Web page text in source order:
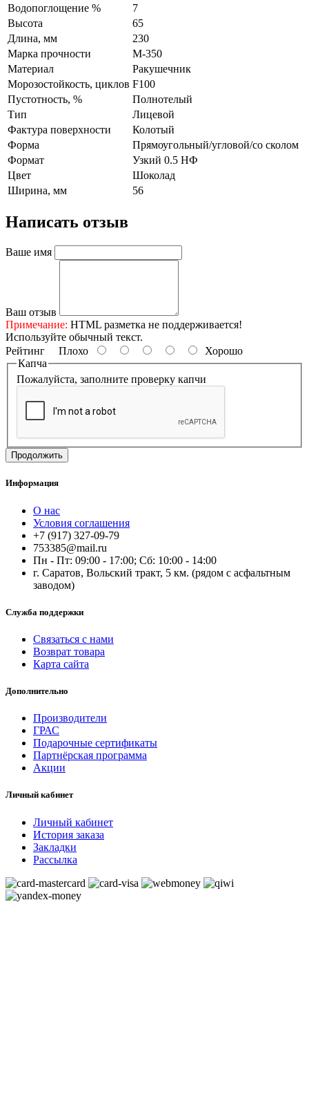
Водопоглощение %
7
Высота
65
Длина, мм
230
Марка прочности
М-350
Материал
Ракушечник
Морозостойкость, циклов F100
Пустотность, %
Полнотелый
Тип
Лицевой
Фактура поверхности
Колотый
Форма
Прямоугольный/угловой/со сколом
Формат
Узкий 0.5 НФ
Цвет
Шоколад
Ширина, мм
56
Написать отзыв
Ваше имя
Ваш отзыв
Примечание: HTML разметка не поддерживается!
Используйте обычный текст.
Рейтинг Плохо
Хорошо
Капча
Пожалуйста, заполните проверку капчи
Продолжить
Информация
О нас
Условия соглашения
+7 (917) 327-09-79
753385@mail.ru
Пн - Пт: 09:00 - 17:00; Сб: 10:00 - 14:00
г. Саратов, Вольский тракт, 5 км. (рядом с асфальтным
заводом)
Служба поддержки
Связаться с нами
Возврат товара
Карта сайта
Дополнительно
Производители
ГРАС
Подарочные сертификаты
Партнёрская программа
Акции
Личный кабинет
Личный кабинет
История заказа
Закладки
Рассылка